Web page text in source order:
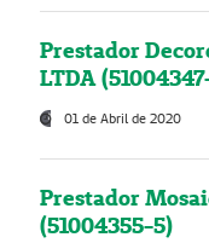
Prestador
LTDA
01 de Abril de 2020
Prestador
(51004355-5)